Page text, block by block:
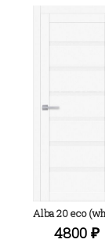
Alba 20 eco
4800₽